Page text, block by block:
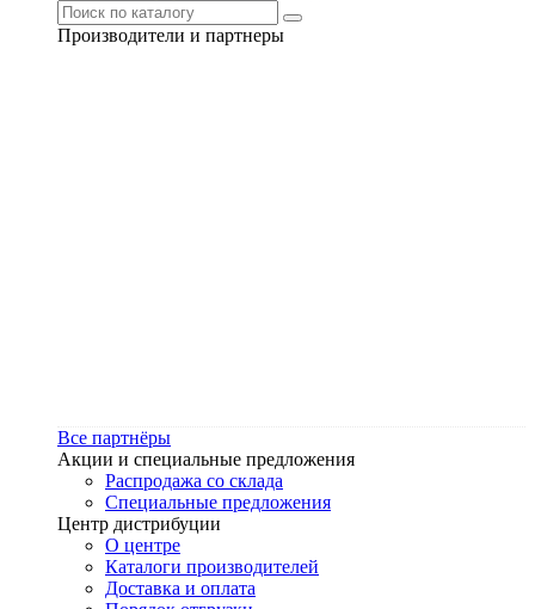
Производители и партнеры
Все партнёры
Акции и специальные предложения
Распродажа со склада
Специальные предложения
Центр дистрибуции
О центре
Каталоги производителей
Доставка и оплата